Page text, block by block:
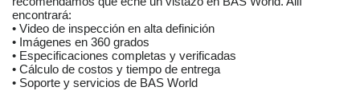
encontrará:
• Video de inspección en alta definición
• Imágenes en 360 grados
• Especificaciones completas y verificadas
• Cálculo de costos y tiempo de entrega
• Soporte y servicios de BAS World